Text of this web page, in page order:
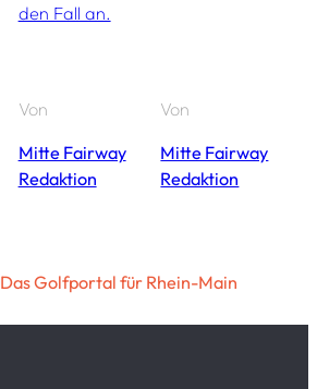
den Fall an.
Von
Mitte Fairway
Redaktion
Von
Mitte Fairway
Redaktion
Das Golfportal für Rhein-Main